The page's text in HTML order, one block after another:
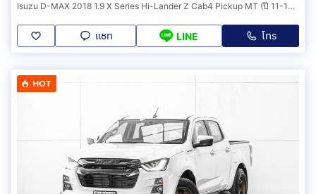
Isuzu D-MAX 2018 1.9 X Series Hi-Lander Z Cab4 Pickup MT (ปี 11-17) B9471
แชท LINE โทร
HOT